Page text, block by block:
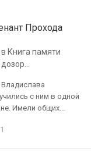
Прохода
Книга памяти
с ним в одной
Имели общих...
1